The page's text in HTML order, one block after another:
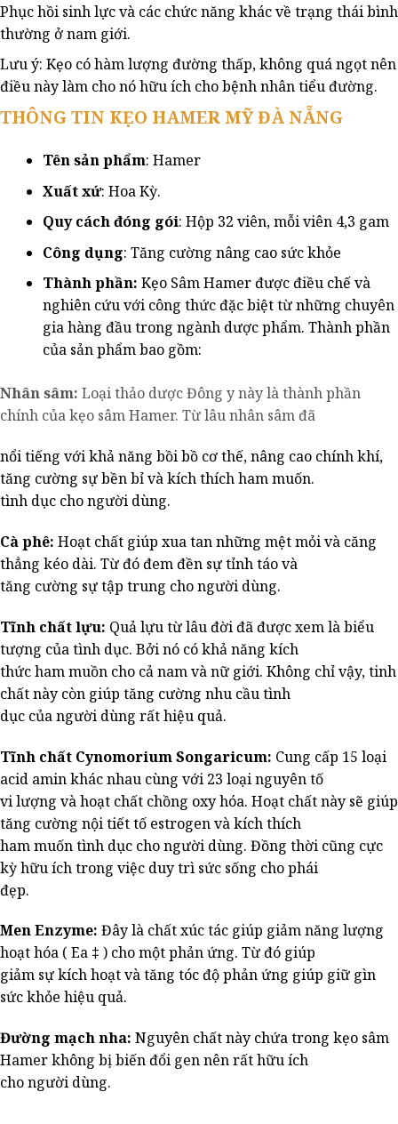
Phục hồi sinh lực và các chức năng khác về trạng thái bình
thường ở nam giới.
Lưu ý: Kẹo có hàm lượng đường thấp, không quá ngọt nên
điều này làm cho nó hữu ích cho bệnh nhân tiểu đường.
THÔNG TIN KẸO HAMER MỸ ĐÀ NẴNG
Tên sản phẩm: Hamer
Xuất xứ: Hoa Kỳ.
Quy cách đóng gói: Hộp 32 viên, mỗi viên 4,3 gam
Công dụng: Tăng cường nâng cao sức khỏe
Thành phần: Kẹo Sâm Hamer được điều chế và
nghiên cứu với công thức đặc biệt từ những chuyên
gia hàng đầu trong ngành dược phẩm. Thành phần
của sản phẩm bao gồm:
Nhân sâm: Loại thảo dược Đông y này là thành phần
chính của kẹo sâm Hamer. Từ lâu nhân sâm đã
nổi tiếng với khả năng bồi bồ cơ thế, nâng cao chính khí,
tăng cường sự bền bỉ và kích thích ham muốn.
tình dục cho người dùng.
Cà phê: Hoạt chất giúp xua tan những mệt mỏi và căng
thẳng kéo dài. Từ đó đem đền sự tỉnh táo và
tăng cường sự tập trung cho người dùng.
Tĩnh chất lựu: Quả lựu từ lâu đời đã được xem là biểu
tượng của tình dục. Bởi nó có khả năng kích
thức ham muồn cho cả nam và nữ giới. Không chỉ vậy, tinh
chất này còn giúp tăng cường nhu cầu tình
dục của người dùng rất hiệu quả.
Tĩnh chất Cynomorium Songaricum: Cung cấp 15 loại
acid amin khác nhau cùng với 23 loại nguyên tố
vi lượng và hoạt chất chồng oxy hóa. Hoạt chất này sẽ giúp
tăng cường nội tiết tố estrogen và kích thích
ham muốn tình dục cho người dùng. Đồng thời cũng cực
kỳ hữu ích trong việc duy trì sức sống cho phái
đẹp.
Men Enzyme: Đây là chất xúc tác giúp giảm năng lượng
hoạt hóa ( Ea ‡ ) cho một phản ứng. Từ đó giúp
giảm sự kích hoạt và tăng tóc độ phản ứng giúp giữ gìn
sức khỏe hiệu quả.
Đường mạch nha: Nguyên chất này chứa trong kẹo sâm
Hamer không bị biến đổi gen nên rất hữu ích
cho người dùng.